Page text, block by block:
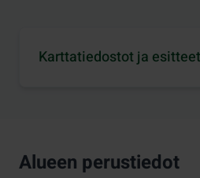
Karttatiedostot ja esitteet
Alueen perustiedot